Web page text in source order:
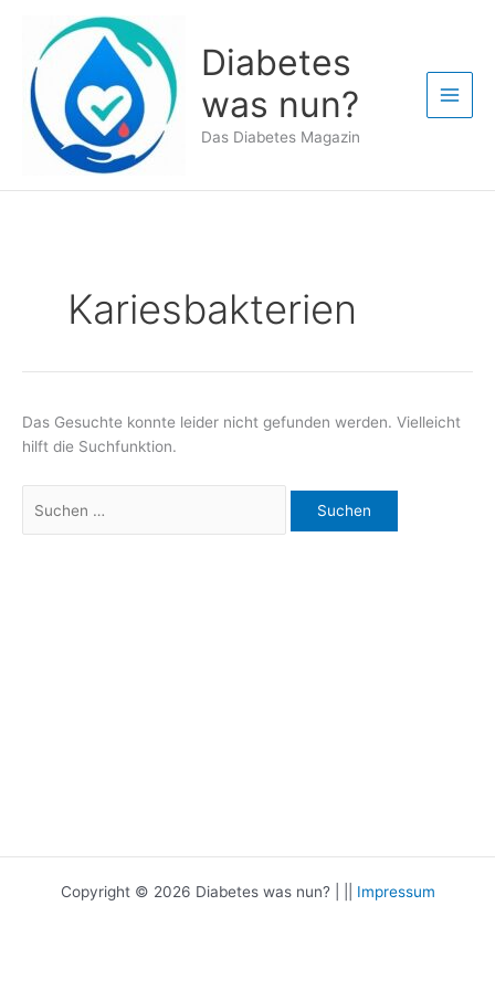
springen
Diabetes
was nun?
Das Diabetes Magazin
Kariesbakterien
Das Gesuchte konnte leider nicht gefunden werden. Vielleicht
hilft die Suchfunktion.
nach:
Copyright © 2026 Diabetes was nun? | || Impressum